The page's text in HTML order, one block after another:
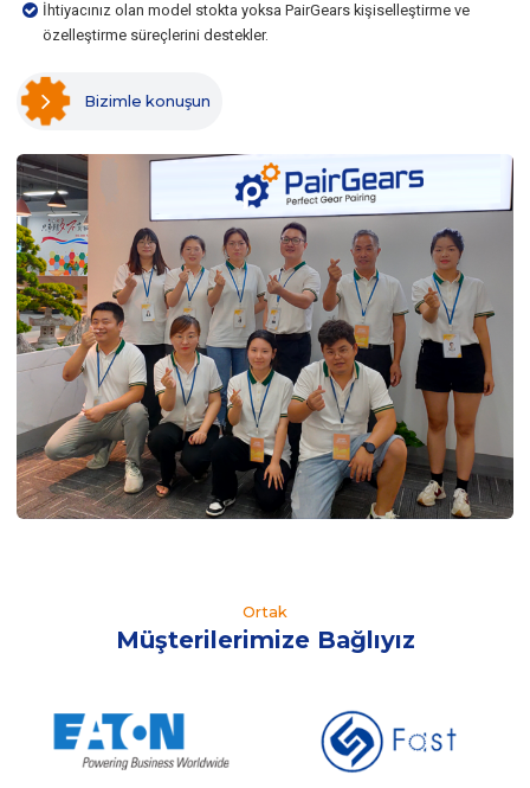
İhtiyacınız olan model stokta yoksa PairGears kişiselleştirme ve
özelleştirme süreçlerini destekler.
Bizimle konuşun
Ortak
Müşterilerimize Bağlıyız